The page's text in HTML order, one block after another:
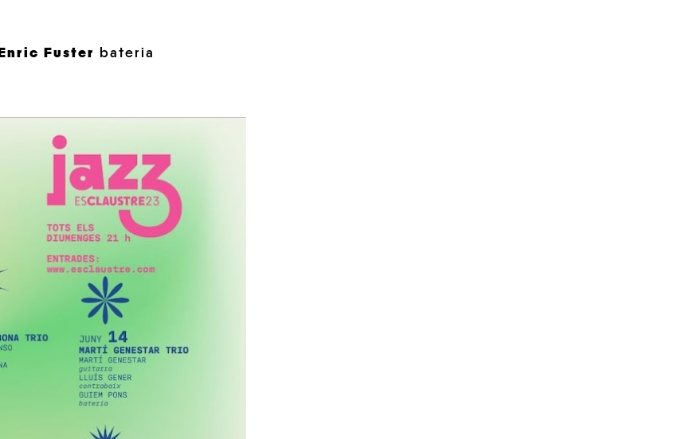
Enric Fuster bateria